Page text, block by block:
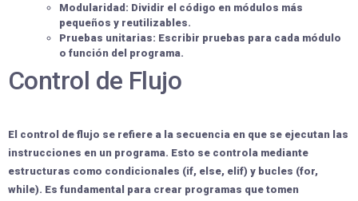
Modularidad: Dividir el código en módulos más
pequeños y reutilizables.
Pruebas unitarias: Escribir pruebas para cada módulo
o función del programa.
Control de Flujo
El control de flujo se refiere a la secuencia en que se ejecutan las
instrucciones en un programa. Esto se controla mediante
estructuras como condicionales (if, else, elif) y bucles (for,
while). Es fundamental para crear programas que tomen